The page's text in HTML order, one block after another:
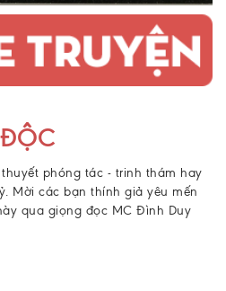
phóng tác - trinh thám hay
Mời các bạn thính giả yêu mến
qua giọng đọc MC Đình Duy